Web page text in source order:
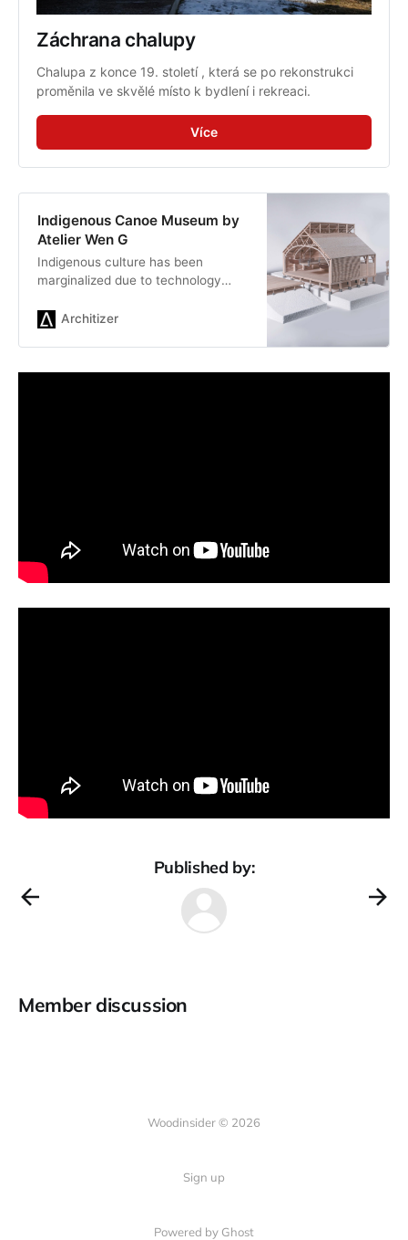
Záchrana chalupy
Chalupa z konce 19. století , která se po rekonstrukci
proměnila ve skvělé místo k bydlení i rekreaci.
Více
Indigenous Canoe Museum by
Atelier Wen G
Indigenous culture has been
marginalized due to technology
ecological problems. Historically,
Architizer
Published by:
Member discussion
Woodinsider © 2026
Sign up
Powered by Ghost